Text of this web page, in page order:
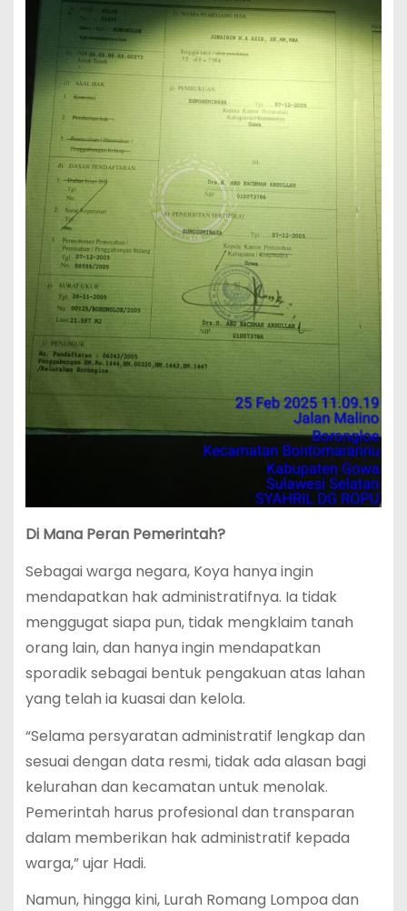
Di Mana Peran Pemerintah?
Sebagai warga negara, Koya hanya ingin
mendapatkan hak administratifnya. Ia tidak
menggugat siapa pun, tidak mengklaim tanah
orang lain, dan hanya ingin mendapatkan
sporadik sebagai bentuk pengakuan atas lahan
yang telah ia kuasai dan kelola.
“Selama persyaratan administratif lengkap dan
sesuai dengan data resmi, tidak ada alasan bagi
kelurahan dan kecamatan untuk menolak.
Pemerintah harus profesional dan transparan
dalam memberikan hak administratif kepada
warga,” ujar Hadi.
Namun, hingga kini, Lurah Romang Lompoa dan